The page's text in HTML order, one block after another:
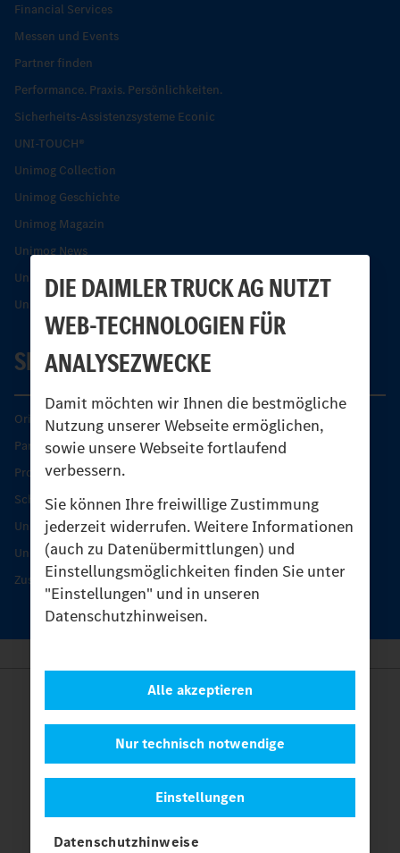
DIE DAIMLER TRUCK AG NUTZT
WEB-TECHNOLOGIEN FÜR
ANALYSEZWECKE
Damit möchten wir Ihnen die bestmögliche
Nutzung unserer Webseite ermöglichen,
sowie unsere Webseite fortlaufend
verbessern.
Sie können Ihre freiwillige Zustimmung
jederzeit widerrufen. Weitere Informationen
(auch zu Datenübermittlungen) und
Einstellungsmöglichkeiten finden Sie unter
"Einstellungen" und in unseren
Datenschutzhinweisen.
Einstellungen
Nur technisch notwendige
Alle akzeptieren
Datenschutzhinweise
Financial Services
Messen und Events
Partner finden
Performance. Praxis. Persönlichkeiten.
Sicherheits-Assistenzsysteme Econic
UNI-TOUCH®
Unimog Collection
Unimog Geschichte
Unimog Magazin
Unimog News
Unimog Partner-Portal
Unimog Sicherheit
SERVICE
Original-Teile
Partner finden
Produkt-Highlights
Schutz und Werterhalt
Unimog Serviceangebot
Unimog Servicetage
Zusatzleistungen
Anbieter
Rechtliche Hinweise
Kontakt
Cookies
Datenschutz
Einstellungen
© 2026 Daimler Truck AG. Alle Rechte vorbehalten.